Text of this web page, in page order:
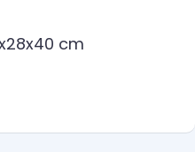
cm